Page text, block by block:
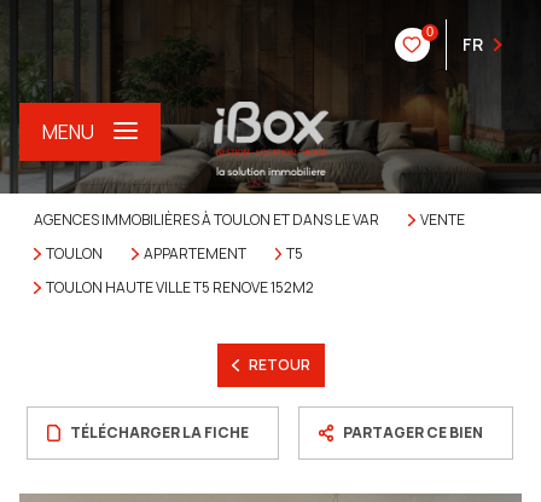
0
FR
MENU
AGENCES IMMOBILIÈRES À TOULON ET DANS LE VAR
VENTE
TOULON
APPARTEMENT
T5
TOULON HAUTE VILLE T5 RENOVE 152M2
RETOUR
TÉLÉCHARGER LA FICHE PARTAGER CE BIEN